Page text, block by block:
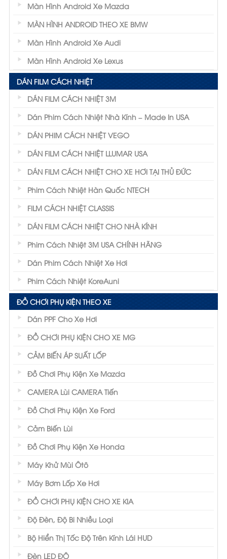
Màn Hình Android Xe Mazda
MÀN HÌNH ANDROID THEO XE BMW
Màn Hình Android Xe Audi
Màn Hình Android Xe Lexus
DÁN FILM CÁCH NHIỆT
DÁN FILM CÁCH NHIỆT 3M
Dán Phim Cách Nhiệt Nhà Kính – Made In USA
DÁN PHIM CÁCH NHIỆT VEGO
DÁN FILM CÁCH NHIỆT LLUMAR USA
DÁN FILM CÁCH NHIỆT CHO XE HƠI TẠI THỦ ĐỨC
Phim Cách Nhiệt Hàn Quốc NTECH
FILM CÁCH NHIỆT CLASSIS
DÁN FILM CÁCH NHIỆT CHO NHÀ KÍNH
Phim Cách Nhiệt 3M USA CHÍNH HÃNG
Dán Phim Cách Nhiệt Xe Hơi
Phim Cách Nhiệt KoreAuni
ĐỒ CHƠI PHỤ KIỆN THEO XE
Dán PPF Cho Xe Hơi
ĐỒ CHƠI PHỤ KIỆN CHO XE MG
CẢM BIẾN ÁP SUẤT LỐP
Đồ Chơi Phụ Kiện Xe Mazda
CAMERA Lùi CAMERA Tiến
Đồ Chơi Phụ Kiện Xe Ford
Cảm Biến Lùi
Đồ Chơi Phụ Kiện Xe Honda
Máy Khử Mùi Ôtô
Máy Bơm Lốp Xe Hơi
ĐỒ CHƠI PHỤ KIỆN CHO XE KIA
Độ Đèn, Độ Bi Nhiều Loại
Bộ Hiển Thị Tốc Độ Trên Kính Lái HUD
Đèn LED ĐỘ